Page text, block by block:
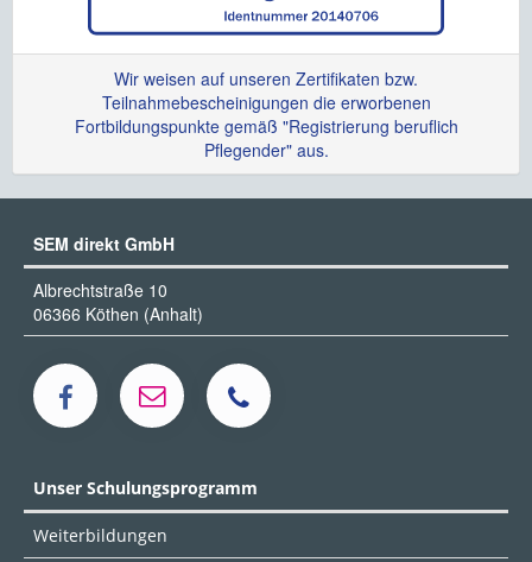
Wir weisen auf unseren Zertifikaten bzw.
Teilnahmebescheinigungen die erworbenen
Fortbildungspunkte gemäß "Registrierung beruflich
Pflegender" aus.
SEM direkt GmbH
Albrechtstraße 10
06366 Köthen (Anhalt)
Unser Schulungsprogramm
Weiterbildungen